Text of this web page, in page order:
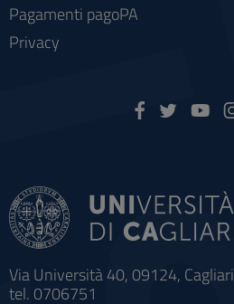
Via Università 40, 09124, Cagliari
tel. 0706751
Pagamenti pagoPA
Privacy